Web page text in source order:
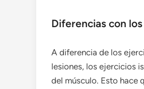
Diferencias con
A diferencia de los
lesiones, los ejercicios
del músculo. Esto hace